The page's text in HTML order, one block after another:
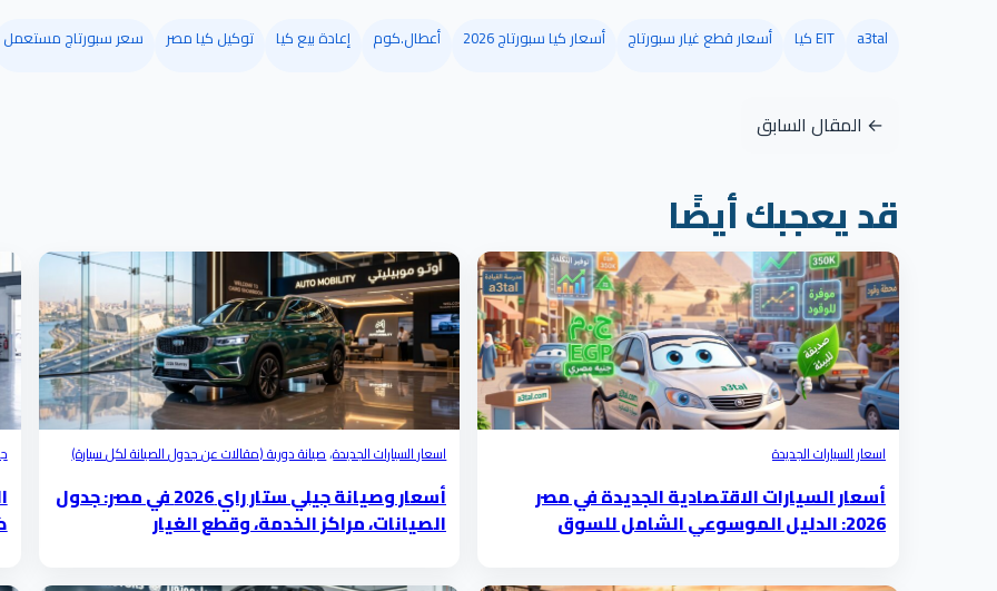
a3tal EIT كيا أسعار قطع غيار سبورتاج أسعار كيا سبورتاج 2026 أعطال.كوم إعادة بيع كيا توكيل كيا مصر سعر سبورتاج مستعمل
← المقال السابق
قد يعجبك أيضًا
اسعار السيارات الجديدة
أسعار السيارات الاقتصادية الجديدة في مصر
2026: الدليل الموسوعي الشامل للسوق
اسعار السيارات الجديدة،صيانة دورية (مقالات عن جدول الصيانة لكل سيارة)
أسعار وصيانة جيلي ستار راي 2026 في مصر: جدول
الصيانات، مراكز الخدمة، وقطع الغيار